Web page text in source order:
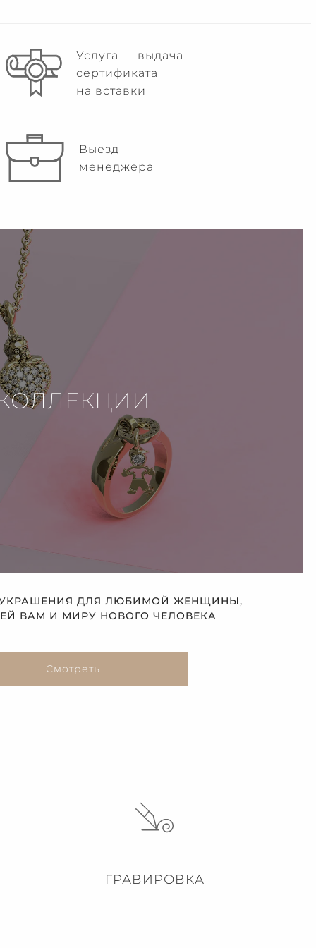
Услуга — выдача
сертификата
на вставки
Выезд
менеджера
УКРАШЕНИЯ ДЛЯ ЛЮБИМОЙ ЖЕНЩИНЫ,
ВАМ И МИРУ НОВОГО ЧЕЛОВЕКА
Смотреть
ГРАВИРОВКА